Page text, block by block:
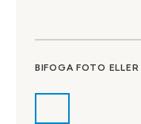
BIFOGA FOTO